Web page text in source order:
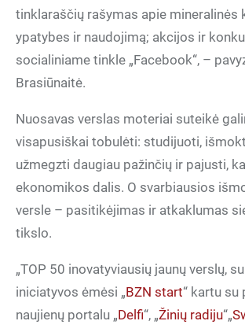
tinklaraščių rašymas apie mineralinės
ypatybes ir naudojimą; akcijos ir
socialiniame tinkle „Facebook“, –
Brasiūnaitė.
Nuosavas verslas moteriai suteikė
visapusiškai tobulėti: studijuoti,
užmegzti daugiau pažinčių ir pajusti,
ekonomikos dalis. O svarbiausios
versle – pasitikėjimas ir atkaklumas
tikslo.
„TOP 50 inovatyviausių jaunų verslų,
iniciatyvos ėmėsi „BZN start“ kartu su
naujienų portalu „Delfi“, „Žinių radiju“„